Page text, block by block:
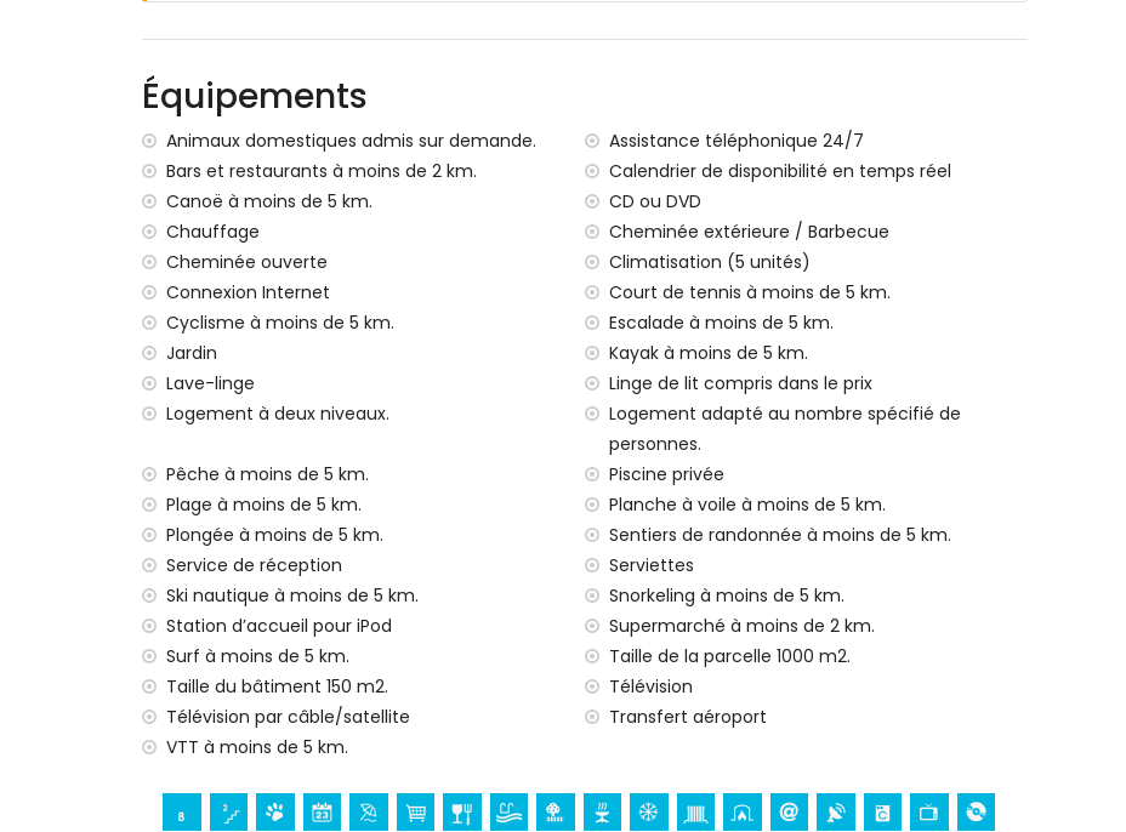
Barbecue
Plus d'informations
Ville la plus proche : Jávea (à moins de 2 kilomètres de la villa)
Rivière ou rive la plus proche : Méditerranée, Jávea (à moins de 5 kilomètres de la villa)
Plage la plus proche : El Arenal, Jávea (à moins de 5 kilomètres de la villa)
Port le plus proche : Duanes del Mar, Jávea (à moins de 3 kilomètres de la villa)
Parc le plus proche : Montgó, Jávea (à moins de 2 kilomètres de la villa)
Aéroport le plus proche : Alicante (> 100 kilomètres)
Deuxième aéroport le plus proche : Valence (> 100 kilomètres)
Veuillez consulter pour savoir si les animaux domestiques sont autorisés
L'hébergement est très adapté aux familles avec enfants
Installations et services inclus dans le prix de location de la villa
Draps et serviettes
Service de réception et service d'urgence 24 heures sur 24
Chauffage par air et climatisation
Installations et services avec supplément
Service aéroport
Lit supplémentaire et lits/couffins pour enfants (sur demande)
Divertissements et activités de loisirs pour vos vacances à Jávea, Costa Blanca
Cinéma, théâtre, discothèque, bar, promenade (El Puerto et Jávea) (à moins de 5 kilomètres de la
maison)
Sites et culture à Jávea, Costa Blanca
Équipements
Animaux domestiques admis sur demande.
Assistance téléphonique 24/7
Bars et restaurants à moins de 2 km.
Calendrier de disponibilité en temps réel
Canoë à moins de 5 km.
CD ou DVD
Chauffage
Cheminée extérieure / Barbecue
Cheminée ouverte
Climatisation (5 unités)
Connexion Internet
Court de tennis à moins de 5 km.
Cyclisme à moins de 5 km.
Escalade à moins de 5 km.
Jardin
Kayak à moins de 5 km.
Lave-linge
Linge de lit compris dans le prix
Logement à deux niveaux.
Logement adapté au nombre spécifié de
personnes.
Pêche à moins de 5 km.
Piscine privée
Plage à moins de 5 km.
Planche à voile à moins de 5 km.
Plongée à moins de 5 km.
Sentiers de randonnée à moins de 5 km.
Service de réception
Serviettes
Ski nautique à moins de 5 km.
Snorkeling à moins de 5 km.
Station d’accueil pour iPod
Supermarché à moins de 2 km.
Surf à moins de 5 km.
Taille de la parcelle 1000 m2.
Taille du bâtiment 150 m2.
Télévision
Télévision par câble/satellite
Transfert aéroport
VTT à moins de 5 km.